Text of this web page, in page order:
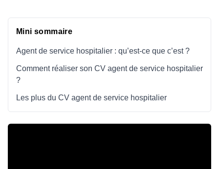
Mini sommaire
Agent de service hospitalier : qu’est-ce que c’est ?
Comment réaliser son CV agent de service hospitalier
?
Les plus du CV agent de service hospitalier